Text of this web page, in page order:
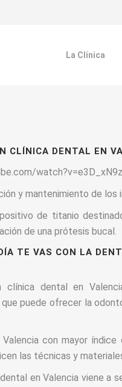
La Clínica
CLÍNICA DENTAL EN
y mantenimiento de los
de titanio
de una prótesis bucal.
TE VAS CON LA
clínica dental en
puede ofrecer la
con mayor
las técnicas y
en Valencia viene a